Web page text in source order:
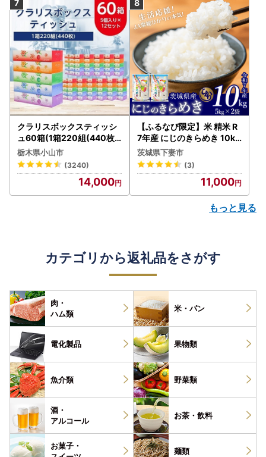
クラリスボックスティッシ
ュ60箱(1箱220組(440枚))
(5個入り×12セット)【配送
不可地域：離島・沖縄県】
【1256759】
栃木県小山市
(3240)
14,000
【ふるなび限定】米 精米 R
7年産 にじのきらめき 10kg
10月 FN-Limited-PR
茨城県下妻市
(3)
11,000
もっと見る
カテゴリから返礼品をさがす
肉・
ハム類
米・パン
電化製品 果物類
魚介類 野菜類
酒・
アルコール
お茶・ 飲料
お菓子・
麺類